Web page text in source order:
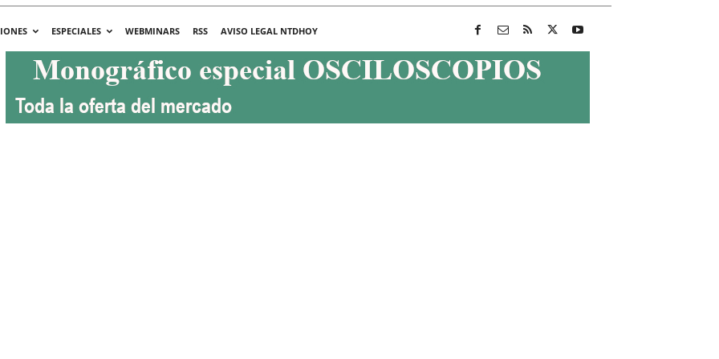
ESPECIALES WEBMINARS RSS
AVISO LEGAL NTDHOY